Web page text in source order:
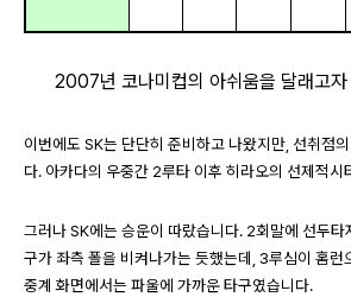
2007년 코나미컵의 아쉬움을 달래고자
이번에도 SK는 단단히 준비하고 나왔지만, 선취점
다. 아카다의 우중간 2루타 이후 히라오의 선제적시
그러나 SK에는 승운이 따랐습니다. 2회말에 선두타
구가 좌측 폴을 비켜나가는 듯했는데, 3루심이 홈
중계 화면에서는 파울에 가까운 타구였습니다.